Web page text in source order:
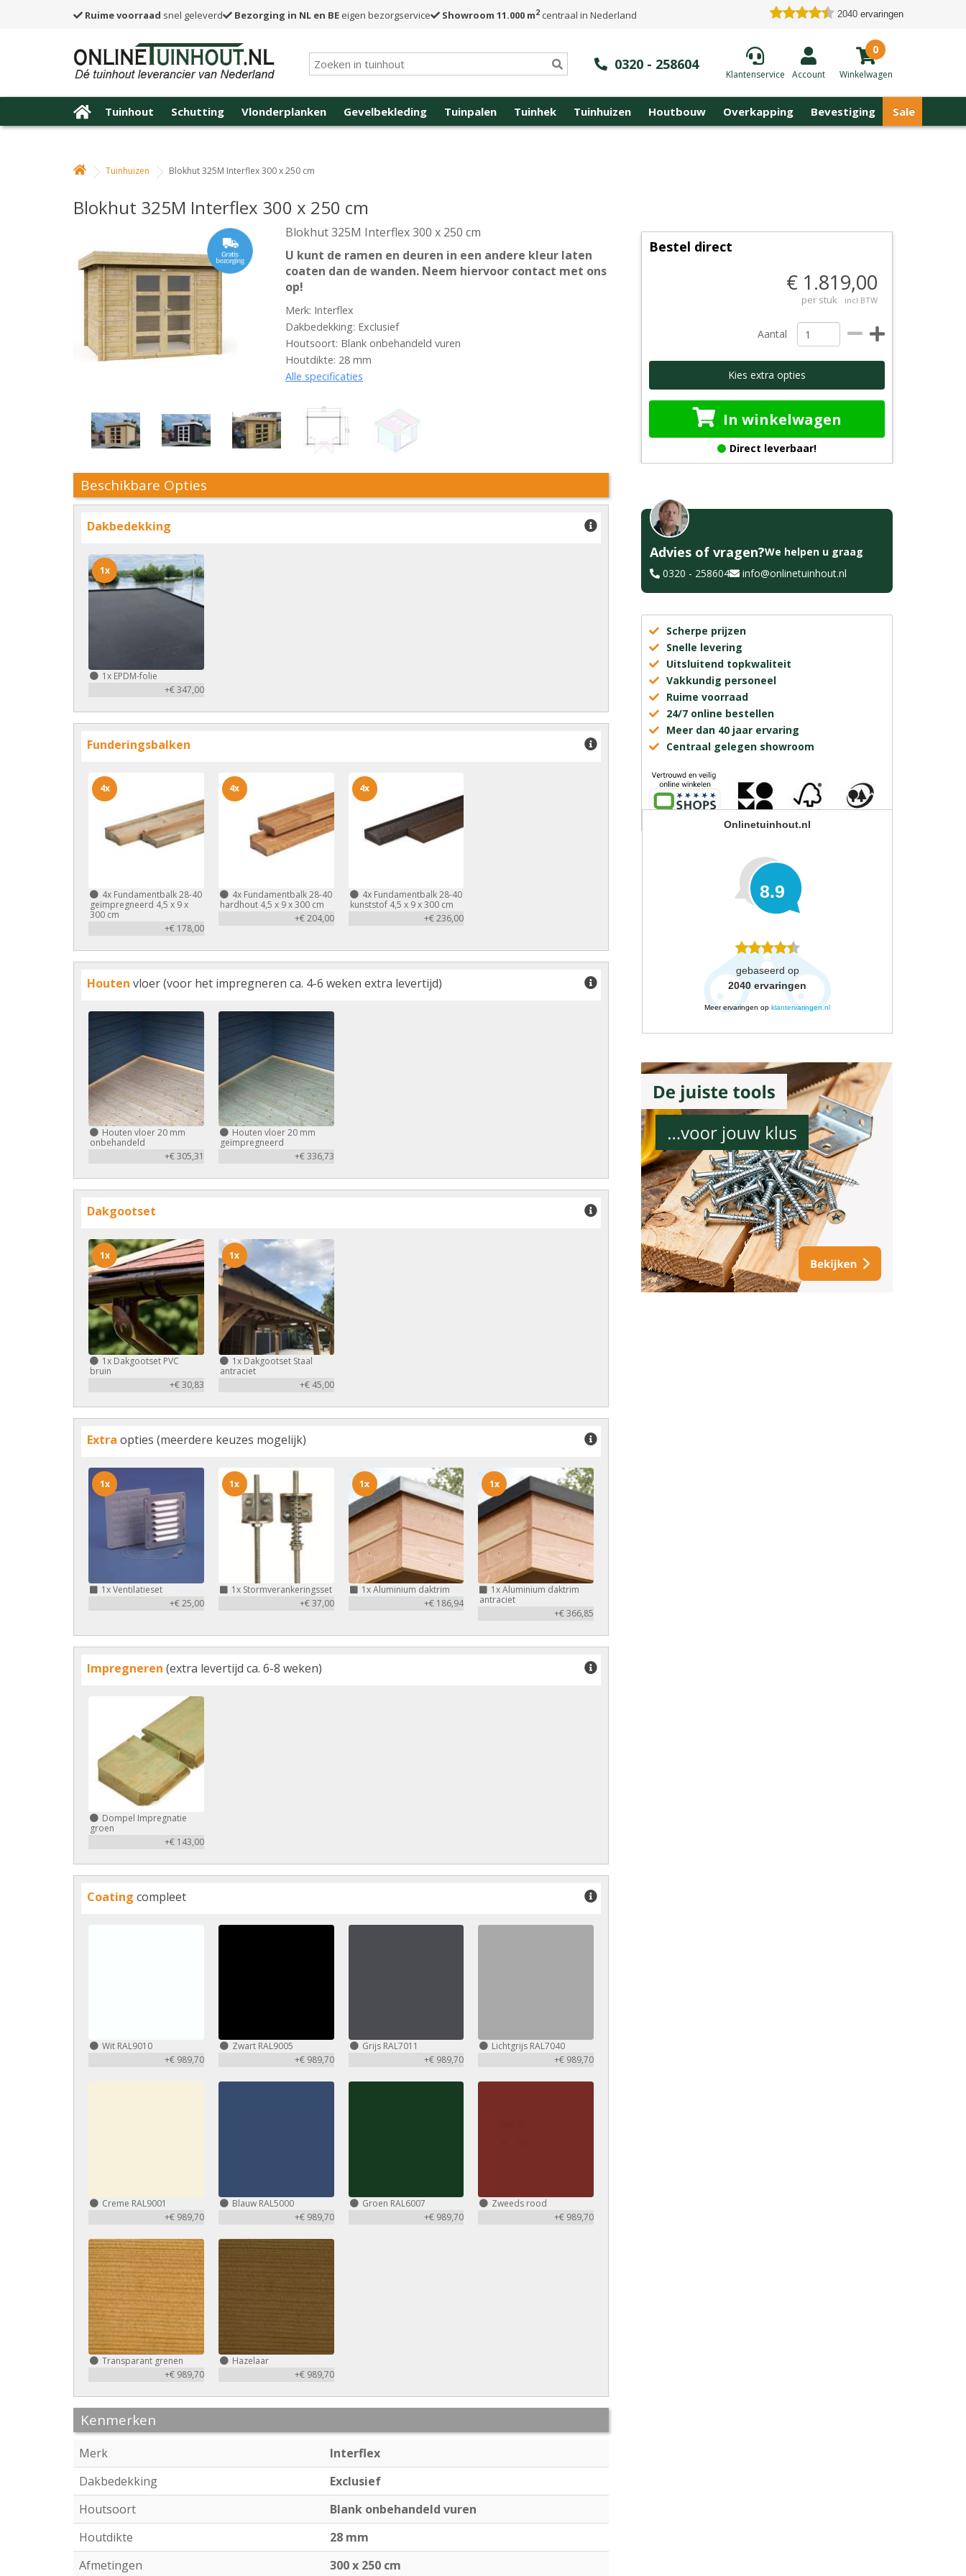
Ruime voorraad snel geleverd Bezorging in NL en BE eigen bezorgservice Showroom 11.000 m2centraal in Nederland 2040 ervaringen
0320 - 258604
Klantenservice Account
0
Winkelwagen
Tuinhout Schutting Vlonderplanken Gevelbekleding Tuinpalen Tuinhek Tuinhuizen Houtbouw Overkapping Bevestiging Sale
Tuinhuizen Blokhut 325M Interflex 300 x 250 cm
Blokhut 325M Interflex 300 x 250 cm
Blokhut 325M Interflex 300 x 250 cm
U kunt de ramen en deuren in een andere kleur laten
coaten dan de wanden. Neem hiervoor contact met ons
op!
Merk: Interflex
Dakbedekking: Exclusief
Houtsoort: Blank onbehandeld vuren
Houtdikte: 28 mm
Alle specificaties
Beschikbare Opties
Dakbedekking
1x EPDM-folie
+€ 347,00
1x
Funderingsbalken
4x Fundamentbalk 28-40
geïmpregneerd 4,5 x 9 x
300 cm
+€ 178,00
4x
4xFundamentbalk 28-40
hardhout 4,5 x 9 x 300 cm
+€ 204,00
4x
4xFundamentbalk 28-40
kunststof 4,5 x 9 x 300 cm
+€ 236,00
4x
Houten vloer (voor het impregneren ca. 4-6 weken extra levertijd)
Houten vloer 20 mm
onbehandeld
+€ 305,31
Houten vloer 20 mm
geïmpregneerd
+€ 336,73
Dakgootset
1x Dakgootset PVC
bruin
+€ 30,83
1x
1xDakgootset Staal
antraciet
+€ 45,00
1x
Extra opties (meerdere keuzes mogelijk)
1xVentilatieset
+€ 25,00
1x
1xStormverankeringsset
+€ 37,00
1x
1xAluminium daktrim
+€ 186,94
1x
1xAluminium daktrim
antraciet
+€ 366,85
1x
Impregneren (extra levertijd ca. 6-8 weken)
Dompel Impregnatie
groen
+€ 143,00
Coating compleet
Wit RAL9010
+€ 989,70
Zwart RAL9005
+€ 989,70
Grijs RAL7011
+€ 989,70
Lichtgrijs RAL7040
+€ 989,70
Creme RAL9001
+€ 989,70
Blauw RAL5000
+€ 989,70
Groen RAL6007
+€ 989,70
Zweeds rood
+€ 989,70
Transparant grenen
+€ 989,70
Hazelaar
+€ 989,70
Kenmerken
Merk
Interflex
Dakbedekking
Exclusief
Houtsoort
Blank onbehandeld vuren
Houtdikte
28 mm
Afmetingen
300 x 250 cm
Bestel direct
€ 1.819,00
per stuk incl BTW
Aantal
Kies extra opties
In winkelwagen
Direct leverbaar!
Advies of vragen?We helpen u graag
0320 - 258604
info@onlinetuinhout.nl
Scherpe prijzen
Snelle levering
Uitsluitend topkwaliteit
Vakkundig personeel
Ruime voorraad
24/7 online bestellen
Meer dan 40 jaar ervaring
Centraal gelegen showroom
Onlinetuinhout.nl
8.9
gebaseerd op
2040 ervaringen
Meer ervaringen op klantervaringen.nl